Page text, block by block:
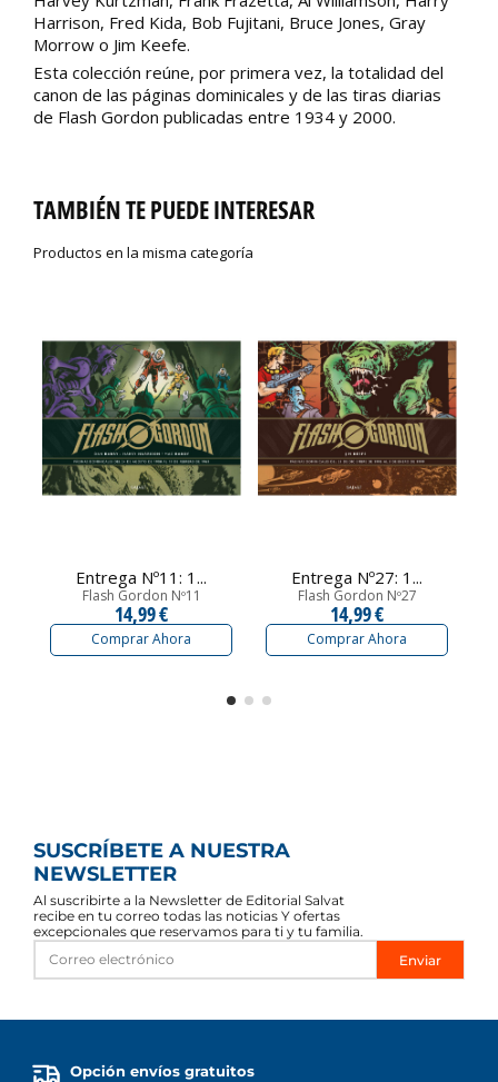
Harrison, Fred Kida, Bob Fujitani, Bruce Jones, Gray
Morrow o Jim Keefe.
Esta colección reúne, por primera vez, la totalidad del
canon de las páginas dominicales y de las tiras diarias
de Flash Gordon publicadas entre 1934 y 2000.
TAMBIÉN TE PUEDE INTERESAR
Productos en la misma categoría
Entrega Nº11: 1...
Flash Gordon Nº11
14,99 €
Comprar Ahora
Entrega Nº27: 1...
Flash Gordon Nº27
14,99 €
Comprar Ahora
SUSCRÍBETE A NUESTRA
NEWSLETTER
Al suscribirte a la Newsletter de Editorial Salvat
recibe en tu correo todas las noticias Y ofertas
excepcionales que reservamos para ti y tu familia.
Enviar
Opción envíos gratuitos